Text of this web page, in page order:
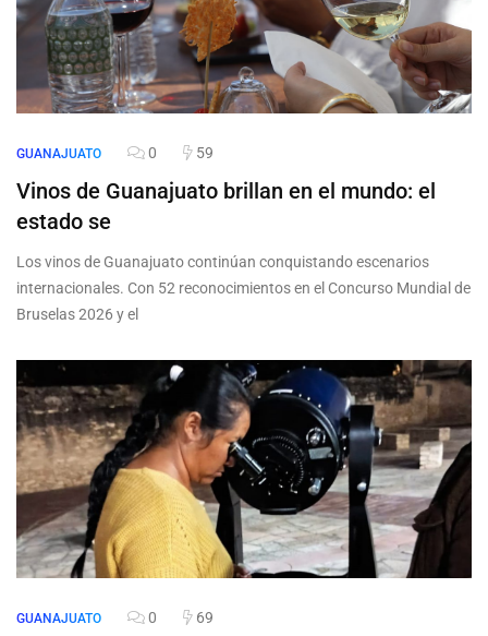
GUANAJUATO 0 59
Vinos de Guanajuato brillan en el mundo: el
estado se
Los vinos de Guanajuato continúan conquistando escenarios
internacionales. Con 52 reconocimientos en el Concurso Mundial de
Bruselas 2026 y el
GUANAJUATO 0 69